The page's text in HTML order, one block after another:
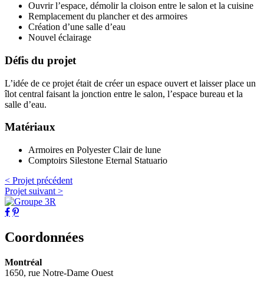
Ouvrir l’espace, démolir la cloison entre le salon et la cuisine
Remplacement du plancher et des armoires
Création d’une salle d’eau
Nouvel éclairage
Défis du projet
L’idée de ce projet était de créer un espace ouvert et laisser place un
îlot central faisant la jonction entre le salon, l’espace bureau et la
salle d’eau.
Matériaux
Armoires en Polyester Clair de lune
Comptoirs Silestone Eternal Statuario
< Projet précédent
Projet suivant >
Coordonnées
Montréal
1650, rue Notre-Dame Ouest